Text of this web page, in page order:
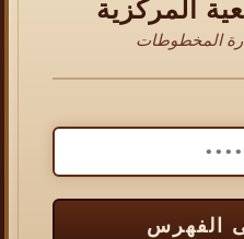
المركزية
المخطوطات
الفهرس